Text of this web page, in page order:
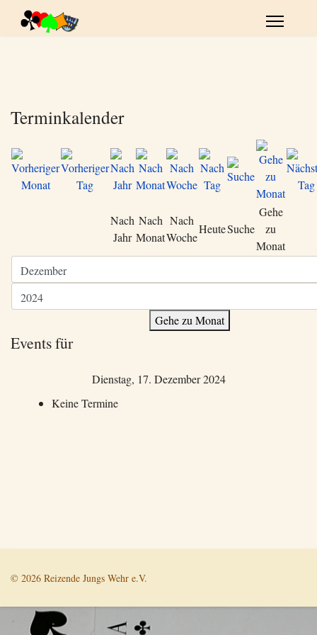
Terminkalender
Nach
Jahr
Nach
Monat
Nach
Woche
HeuteSuche
Gehe
zu
Monat
Gehe zu Monat
Events für
Dienstag, 17. Dezember 2024
Keine Termine
© 2026 Reizende Jungs Wehr e.V.